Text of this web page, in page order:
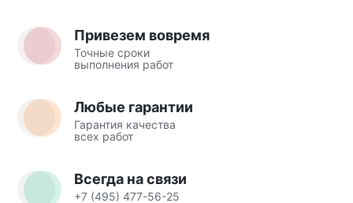
Привезем вовремя
Точные сроки
выполнения работ
Любые гарантии
Гарантия качества
всех работ
Всегда на связи
+7 (495) 477-56-25